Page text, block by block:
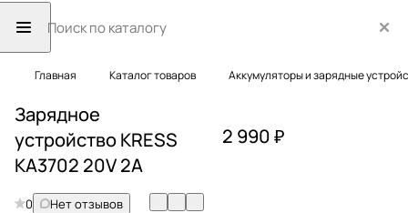
Главная Каталог товаров Аккумуляторы и зарядные
Зарядное
устройство KRESS
KA3702 20V 2A
0
Нет отзывов
2 990 ₽